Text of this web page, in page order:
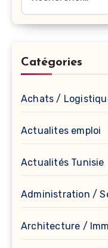
Catégories
Achats /
Actualites emploi
Actualités Tunisie
Administration /
Architecture /